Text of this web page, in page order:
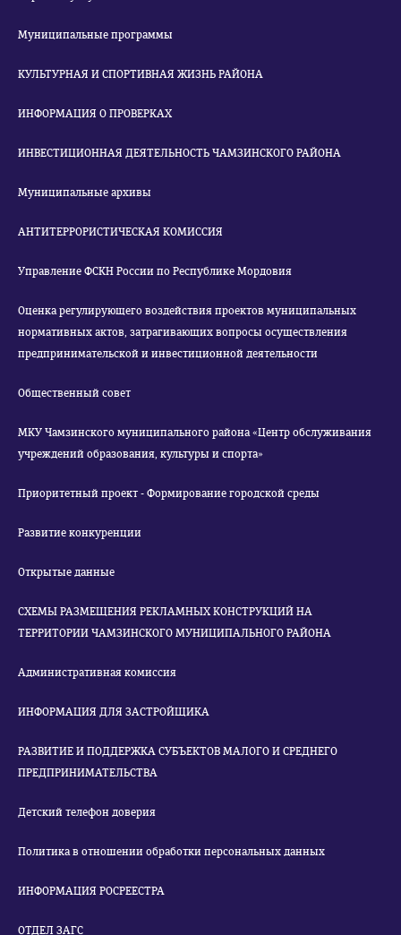
Муниципальные программы
КУЛЬТУРНАЯ И СПОРТИВНАЯ ЖИЗНЬ РАЙОНА
ИНФОРМАЦИЯ О ПРОВЕРКАХ
ИНВЕСТИЦИОННАЯ ДЕЯТЕЛЬНОСТЬ ЧАМЗИНСКОГО РАЙОНА
Муниципальные архивы
АНТИТЕРРОРИСТИЧЕСКАЯ КОМИССИЯ
Управление ФСКН России по Республике Мордовия
Оценка регулирующего воздействия проектов муниципальных
нормативных актов, затрагивающих вопросы осуществления
предпринимательской и инвестиционной деятельности
Общественный совет
МКУ Чамзинского муниципального района «Центр обслуживания
учреждений образования, культуры и спорта»
Приоритетный проект - Формирование городской среды
Развитие конкуренции
Открытые данные
СХЕМЫ РАЗМЕЩЕНИЯ РЕКЛАМНЫХ КОНСТРУКЦИЙ НА
ТЕРРИТОРИИ ЧАМЗИНСКОГО МУНИЦИПАЛЬНОГО РАЙОНА
Административная комиссия
ИНФОРМАЦИЯ ДЛЯ ЗАСТРОЙЩИКА
РАЗВИТИЕ И ПОДДЕРЖКА СУБЪЕКТОВ МАЛОГО И СРЕДНЕГО
ПРЕДПРИНИМАТЕЛЬСТВА
Детский телефон доверия
Политика в отношении обработки персональных данных
ИНФОРМАЦИЯ РОСРЕЕСТРА
ОТДЕЛ ЗАГС